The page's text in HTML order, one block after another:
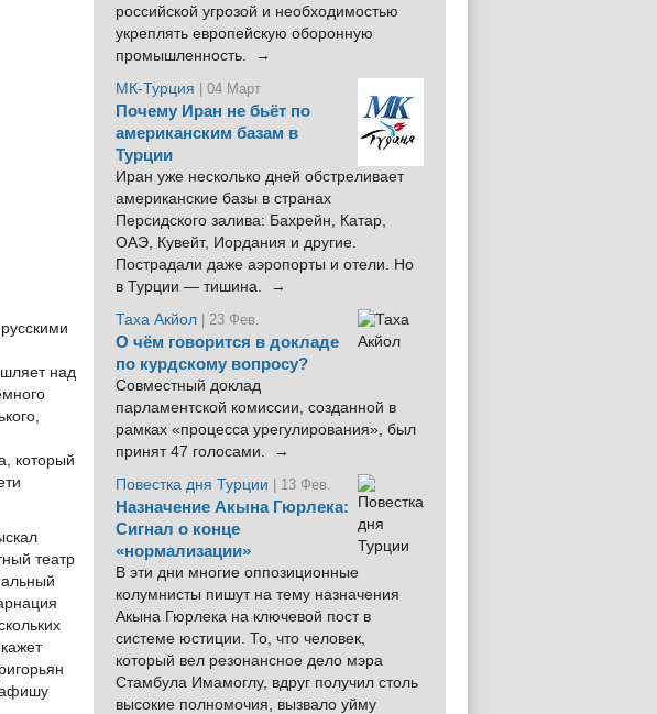
над
который
театр
афишу
российской угрозой и необходимостью
укреплять европейскую оборонную
промышленность. →
МК-Турция
| 04 Март
Почему Иран не бьёт по
американским базам в
Турции
Иран уже несколько дней обстреливает
американские базы в странах
Персидского залива: Бахрейн, Катар,
ОАЭ, Кувейт, Иордания и другие.
Пострадали даже аэропорты и отели. Но
в Турции — тишина. →
Таха Акйол | 23 Фев.
О чём говорится в докладе
по курдскому вопросу?
Совместный доклад
парламентской комиссии, созданной в
рамках «процесса урегулирования», был
принят 47 голосами. →
Повестка дня Турции
| 13 Фев.
Назначение Акына Гюрлека:
Сигнал о конце
«нормализации»
В эти дни многие оппозиционные
колумнисты пишут на тему назначения
Акына Гюрлека на ключевой пост в
системе юстиции. То, что человек,
который вел резонансное дело мэра
Стамбула Имамоглу, вдруг получил столь
высокие полномочия, вызвало уйму